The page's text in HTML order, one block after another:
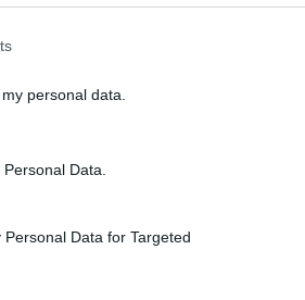
personal data.
Data.
Data for Targeted
eltávolított köteteik